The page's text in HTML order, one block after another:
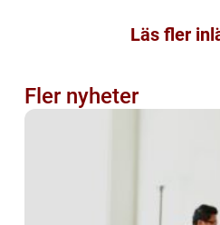
Läs fler
Fler nyheter